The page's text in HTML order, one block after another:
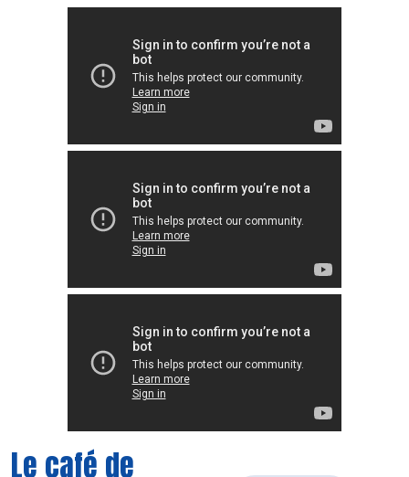
Le café de